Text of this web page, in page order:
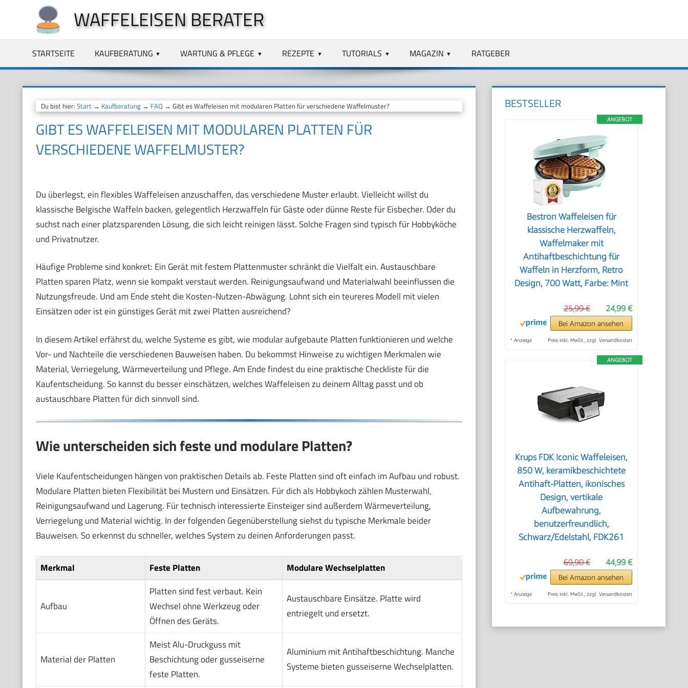
springen
WAFFELEISEN BERATER
STARTSEITE KAUFBERATUNG WARTUNG & PFLEGE REZEPTE TUTORIALS MAGAZIN RATGEBER
Du bist hier: Start→ Kaufberatung→ FAQ → Gibt es Waffeleisen mit modularen Platten für verschiedene Waffelmuster?
GIBT ES WAFFELEISEN MIT MODULAREN PLATTEN FÜR
VERSCHIEDENE WAFFELMUSTER?
Du überlegst, ein flexibles Waffeleisen anzuschaffen, das verschiedene Muster erlaubt. Vielleicht willst du
klassische Belgische Waffeln backen, gelegentlich Herzwaffeln für Gäste oder dünne Reste für Eisbecher. Oder du
suchst nach einer platzsparenden Lösung, die sich leicht reinigen lässt. Solche Fragen sind typisch für Hobbyköche
und Privatnutzer.
Häufige Probleme sind konkret: Ein Gerät mit festem Plattenmuster schränkt die Vielfalt ein. Austauschbare
Platten sparen Platz, wenn sie kompakt verstaut werden. Reinigungsaufwand und Materialwahl beeinflussen die
Nutzungsfreude. Und am Ende steht die Kosten-Nutzen-Abwägung. Lohnt sich ein teureres Modell mit vielen
Einsätzen oder ist ein günstiges Gerät mit zwei Platten ausreichend?
In diesem Artikel erfährst du, welche Systeme es gibt, wie modular aufgebaute Platten funktionieren und welche
Vor- und Nachteile die verschiedenen Bauweisen haben. Du bekommst Hinweise zu wichtigen Merkmalen wie
Material, Verriegelung, Wärmeverteilung und Pflege. Am Ende findest du eine praktische Checkliste für die
Kaufentscheidung. So kannst du besser einschätzen, welches Waffeleisen zu deinem Alltag passt und ob
austauschbare Platten für dich sinnvoll sind.
Wie unterscheiden sich feste und modulare Platten?
Viele Kaufentscheidungen hängen von praktischen Details ab. Feste Platten sind oft einfach im Aufbau und robust.
Modulare Platten bieten Flexibilität bei Mustern und Einsätzen. Für dich als Hobbykoch zählen Musterwahl,
Reinigungsaufwand und Lagerung. Für technisch interessierte Einsteiger sind außerdem Wärmeverteilung,
Verriegelung und Material wichtig. In der folgenden Gegenüberstellung siehst du typische Merkmale beider
Bauweisen. So erkennst du schneller, welches System zu deinen Anforderungen passt.
Merkmal Feste Platten Modulare Wechselplatten
Aufbau
Platten sind fest verbaut. Kein
Wechsel ohne Werkzeug oder
Öffnen des Geräts.
Austauschbare Einsätze. Platte wird
entriegelt und ersetzt.
Material der Platten
Meist Alu-Druckguss mit
Beschichtung oder gusseiserne
feste Platten.
Aluminium mit Antihaftbeschichtung. Manche
Systeme bieten gusseiserne Wechselplatten.
BESTSELLER
ANGEBOT
Bestron Waffeleisen für
klassische Herzwaffeln,
Waffelmaker mit
Antihaftbeschichtung für
Waffeln in Herzform, Retro
Design, 700 Watt, Farbe: Mint
24,99 €
25,99 €
Bei Amazon ansehen
* Anzeige Preis inkl. MwSt., zzgl. Versandkosten
ANGEBOT
Krups FDK Iconic Waffeleisen,
850 W, keramikbeschichtete
Antihaft-Platten, ikonisches
Design, vertikale
Aufbewahrung,
benutzerfreundlich,
Schwarz/Edelstahl, FDK261
44,99 €
69,90 €
Bei Amazon ansehen
* Anzeige Preis inkl. MwSt., zzgl. Versandkosten